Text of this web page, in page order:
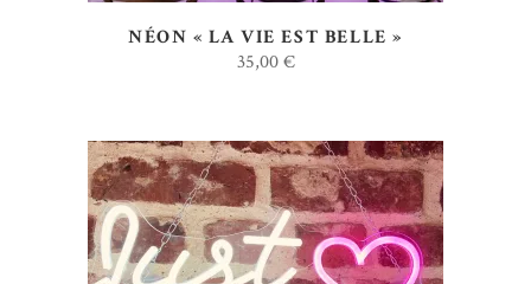
NÉON « LA VIE EST BELLE »
35,00€